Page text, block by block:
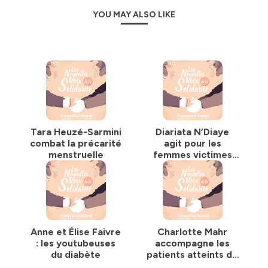
YOU MAY ALSO LIKE
Tara Heuzé-Sarmini
combat la précarité
menstruelle
Diariata N’Diaye
agit pour les
femmes victimes
de violences
Anne et Élise Faivre
: les youtubeuses
du diabète
Charlotte Mahr
accompagne les
patients atteints de